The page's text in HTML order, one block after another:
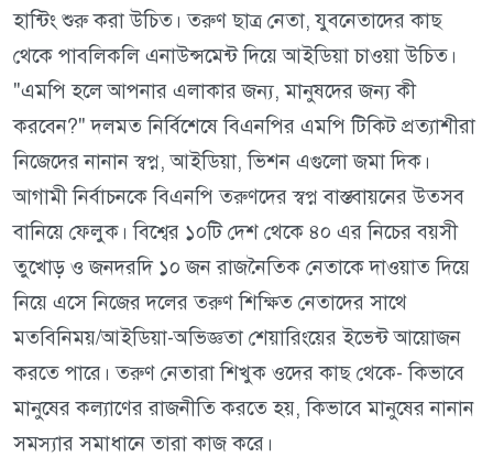
হান্টিং শুরু করা উচিত। তরুণ ছাত্র নেতা, যুবনেতাদের কাছ
থেকে পাবলিকলি এনাউন্সমেন্ট দিয়ে আইডিয়া চাওয়া উচিত।
"এমপি হলে আপনার এলাকার জন্য, মানুষদের জন্য কী
করবেন?" দলমত নির্বিশেষে বিএনপির এমপি টিকিট প্রত্যাশীরা
নিজেদের নানান স্বপ্ন, আইডিয়া, ভিশন এগুলো জমা দিক।
আগামী নির্বাচনকে বিএনপি তরুণদের স্বপ্ন বাস্তবায়নের উতসব
বানিয়ে ফেলুক। বিশ্বের ১০টি দেশ থেকে ৪০ এর নিচের বয়সী
তুখোড় ও জনদরদি ১০ জন রাজনৈতিক নেতাকে দাওয়াত দিয়ে
নিয়ে এসে নিজের দলের তরুণ শিক্ষিত নেতাদের সাথে
মতবিনিময়/আইডিয়া-অভিজ্ঞতা শেয়ারিংয়ের ইভেন্ট আয়োজন
করতে পারে। তরুণ নেতারা শিখুক ওদের কাছ থেকে- কিভাবে
মানুষের কল্যাণের রাজনীতি করতে হয়, কিভাবে মানুষের নানান
সমস্যার সমাধানে তারা কাজ করে।